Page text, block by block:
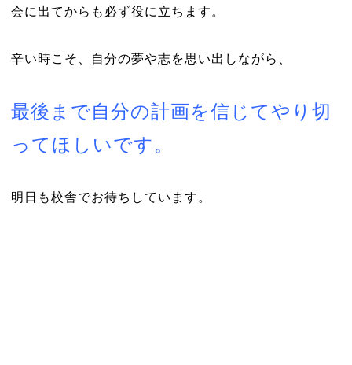
会に出てからも必ず役に立ちます。
辛い時こそ、自分の夢や志を思い出しながら、
最後まで自分の計画を信じてやり切
ってほしいです。
明日も校舎でお待ちしています。